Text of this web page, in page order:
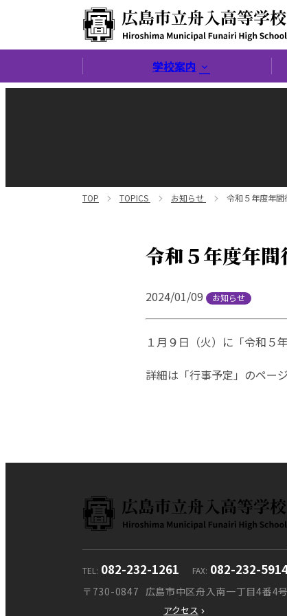
広島市立舟入高等学校
学校案内
TOP TOPICS お知らせ 令和５年度年
令和５年度年
2024/01/09 お知らせ
１月９日（火）に「令和５
詳細は「行事予定」のページ
TEL 082-232-1261 FAX 082-232-
〒730-0847 広島市中区舟入南一丁目4番4号
アクセス